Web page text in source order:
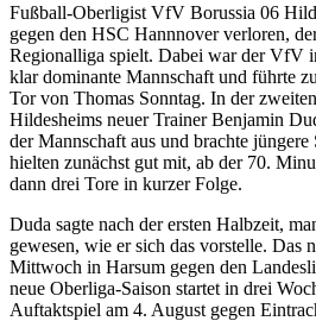
Fußball-Oberligist VfV Borussia 06
gegen den HSC Hannnover verloren,
Regionalliga spielt. Dabei war der VfV
klar dominante Mannschaft und führte
Tor von Thomas Sonntag. In der
Hildesheims neuer Trainer Benjamin
der Mannschaft aus und brachte
hielten zunächst gut mit, ab der 70.
dann drei Tore in kurzer Folge.
Duda sagte nach der ersten Halbzeit,
gewesen, wie er sich das vorstelle. Das
Mittwoch in Harsum gegen den
neue Oberliga-Saison startet in drei
Auftaktspiel am 4. August gegen